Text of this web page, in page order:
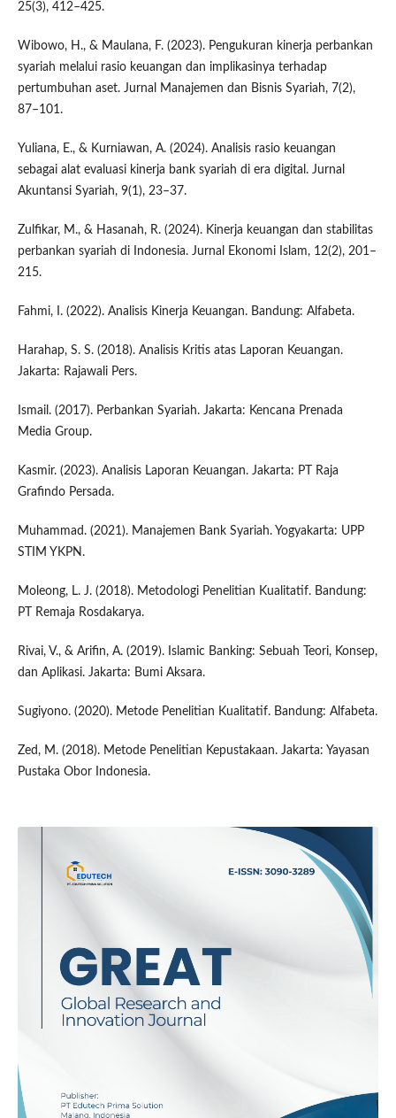
25(3), 412–425.
Wibowo, H., & Maulana, F. (2023). Pengukuran kinerja perbankan
syariah melalui rasio keuangan dan implikasinya terhadap
pertumbuhan aset. Jurnal Manajemen dan Bisnis Syariah, 7(2),
87–101.
Yuliana, E., & Kurniawan, A. (2024). Analisis rasio keuangan
sebagai alat evaluasi kinerja bank syariah di era digital. Jurnal
Akuntansi Syariah, 9(1), 23–37.
Zulfikar, M., & Hasanah, R. (2024). Kinerja keuangan dan stabilitas
perbankan syariah di Indonesia. Jurnal Ekonomi Islam, 12(2), 201–
215.
Fahmi, I. (2022). Analisis Kinerja Keuangan. Bandung: Alfabeta.
Harahap, S. S. (2018). Analisis Kritis atas Laporan Keuangan.
Jakarta: Rajawali Pers.
Ismail. (2017). Perbankan Syariah. Jakarta: Kencana Prenada
Media Group.
Kasmir. (2023). Analisis Laporan Keuangan. Jakarta: PT Raja
Grafindo Persada.
Muhammad. (2021). Manajemen Bank Syariah. Yogyakarta: UPP
STIM YKPN.
Moleong, L. J. (2018). Metodologi Penelitian Kualitatif. Bandung:
PT Remaja Rosdakarya.
Rivai, V., & Arifin, A. (2019). Islamic Banking: Sebuah Teori, Konsep,
dan Aplikasi. Jakarta: Bumi Aksara.
Sugiyono. (2020). Metode Penelitian Kualitatif. Bandung: Alfabeta.
Zed, M. (2018). Metode Penelitian Kepustakaan. Jakarta: Yayasan
Pustaka Obor Indonesia.